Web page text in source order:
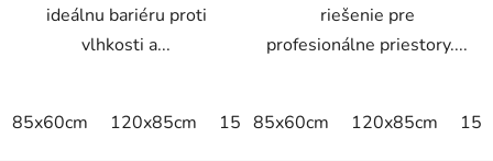
ideálnu bariéru proti
vlhkosti a...
85x60cm 120x85cm 150x85cm 175x115cm
riešenie pre
profesionálne priestory....
85x60cm 120x85cm